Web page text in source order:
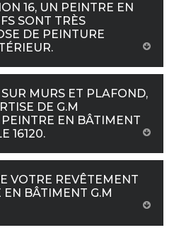
16, UN PEINTRE EN
SONT TRÈS
DE PEINTURE
MURS ET PLAFOND,
DE G.M
EN BÂTIMENT
16120.
VOTRE REVÊTEMENT
BÂTIMENT G.M